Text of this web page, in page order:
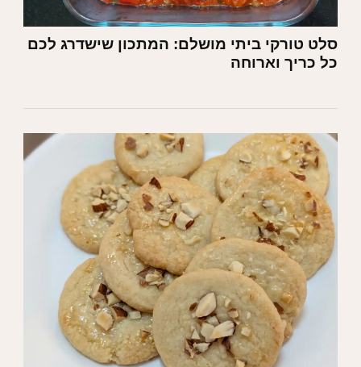
סלט טורקי ביתי מושלם: המתכון שישדרג לכם
כל כריך וארוחה